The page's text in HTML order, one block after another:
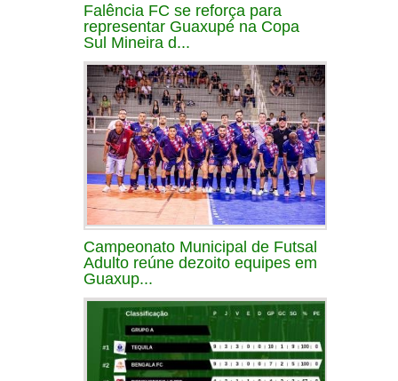
Falência FC se reforça para
representar Guaxupé na Copa
Sul Mineira d...
Campeonato Municipal de Futsal
Adulto reúne dezoito equipes em
Guaxup...